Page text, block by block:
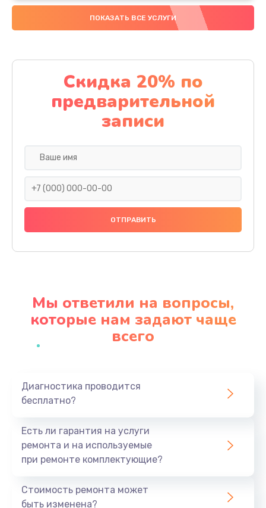
Замена аккумулятора
4000 руб.
Замена материнской платы
1100 руб.
Заказать
Замена праймера
1000 руб.
Заказать
Профилактическая чистка
Заказать
1440 руб.
ПОКАЗАТЬ ВСЕ УСЛУГИ
Скидка 20% по
предварительной
записи
Мы ответили на вопросы,
которые нам задают чаще
всего
Диагностика проводится
бесплатно?
Есть ли гарантия на услуги
ремонта и на используемые
при ремонте комплектующие?
Стоимость ремонта может
быть изменена?